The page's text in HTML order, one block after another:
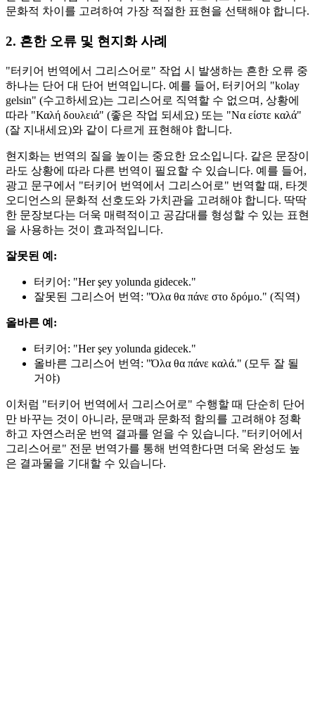
문화적 차이를 고려하여 가장 적절한 표현을 선택해야 합니다.
2. 흔한 오류 및 현지화 사례
"터키어 번역에서 그리스어로" 작업 시 발생하는 흔한 오류 중
하나는 단어 대 단어 번역입니다. 예를 들어, 터키어의 "kolay
gelsin" (수고하세요)는 그리스어로 직역할 수 없으며, 상황에
따라 "Καλή δουλειά" (좋은 작업 되세요) 또는 "Να είστε καλά"
(잘 지내세요)와 같이 다르게 표현해야 합니다.
현지화는 번역의 질을 높이는 중요한 요소입니다. 같은 문장이
라도 상황에 따라 다른 번역이 필요할 수 있습니다. 예를 들어,
광고 문구에서 "터키어 번역에서 그리스어로" 번역할 때, 타겟
오디언스의 문화적 선호도와 가치관을 고려해야 합니다. 딱딱
한 문장보다는 더욱 매력적이고 공감대를 형성할 수 있는 표현
을 사용하는 것이 효과적입니다.
잘못된 예:
터키어: "Her şey yolunda gidecek."
잘못된 그리스어 번역: "Όλα θα πάνε στο δρόμο." (직역)
올바른 예:
터키어: "Her şey yolunda gidecek."
올바른 그리스어 번역: "Όλα θα πάνε καλά." (모두 잘 될
거야)
이처럼 "터키어 번역에서 그리스어로" 수행할 때 단순히 단어
만 바꾸는 것이 아니라, 문맥과 문화적 함의를 고려해야 정확
하고 자연스러운 번역 결과를 얻을 수 있습니다. "터키어에서
그리스어로" 전문 번역가를 통해 번역한다면 더욱 완성도 높
은 결과물을 기대할 수 있습니다.